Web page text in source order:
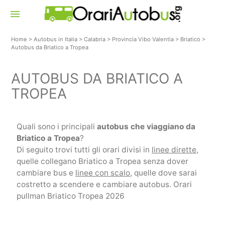
menu
Home >Autobus in Italia >Calabria > Provincia Vibo Valentia > Briatico >
Autobus da Briatico a Tropea
AUTOBUS DA BRIATICO A
TROPEA
Quali sono i principali autobus che viaggiano da
Briatico a Tropea?
Di seguito trovi tutti gli orari divisi in linee dirette,
quelle collegano Briatico a Tropea senza dover
cambiare bus e linee con scalo, quelle dove sarai
costretto a scendere e cambiare autobus. Orari
pullman Briatico Tropea 2026